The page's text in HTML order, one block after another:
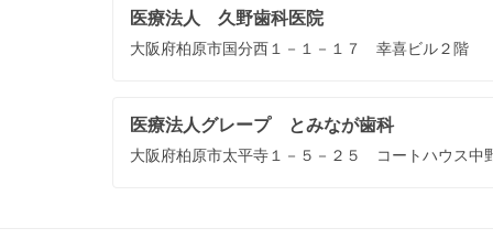
医療法人 久野歯科医院
大阪府柏原市国分西１－１－１７ 幸喜ビル２階
医療法人グレープ とみなが歯科
大阪府柏原市太平寺１－５－２５ コートハウス中